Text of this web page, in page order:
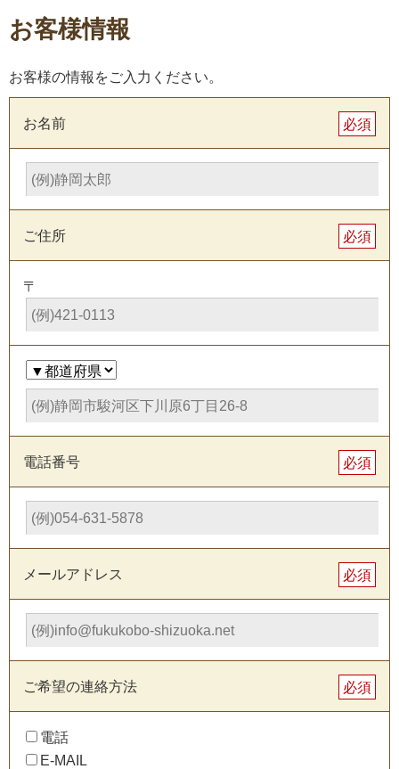
お客様情報
お客様の情報をご入力ください。
お名前 必須
ご住所 必須
〒
電話番号 必須
メールアドレス 必須
ご希望の連絡方法 必須
電話
E-MAIL